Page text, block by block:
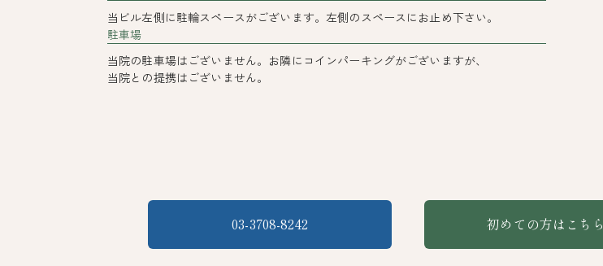
当ビル左側に駐輪スペースがございます。左側のスペースにお止め下さい。
駐車場
当院の駐車場はございません。お隣にコインパーキングがございますが、
当院との提携はございません。
03-3708-8242 初めての方はこちら